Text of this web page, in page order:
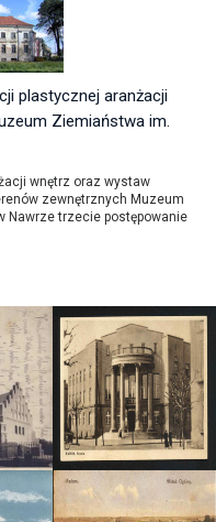
plastycznej aranżacji
Ziemiaństwa im.
wnętrz oraz wystaw
zewnętrznych Muzeum
Nawrze trzecie postępowanie